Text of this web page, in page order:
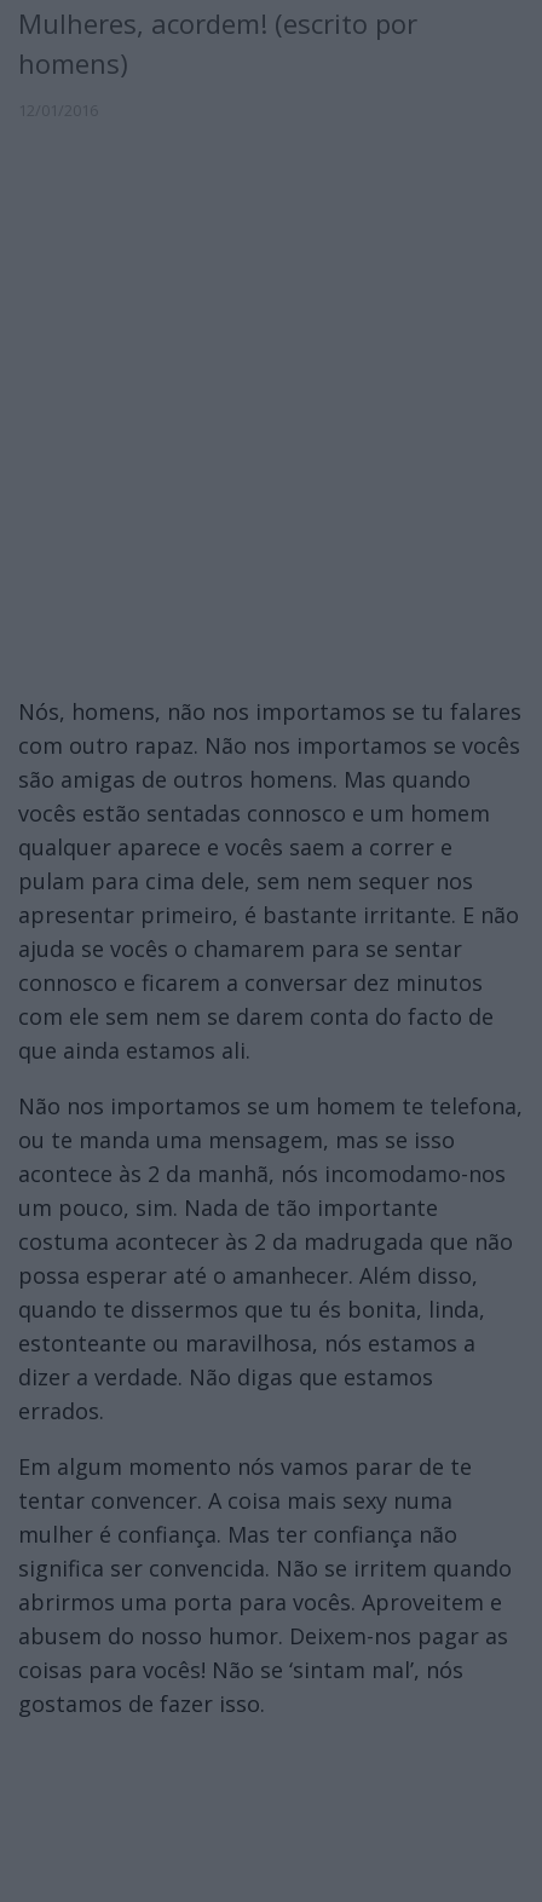
Mulheres, acordem! (escrito por
homens)
Nós, homens, não nos importamos se tu falares
com outro rapaz. Não nos importamos se vocês
são amigas de outros homens. Mas quando
vocês estão sentadas connosco e um homem
qualquer aparece e vocês saem a correr e
pulam para cima dele, sem nem sequer nos
apresentar primeiro, é bastante irritante. E não
ajuda se vocês o chamarem para se sentar
connosco e ficarem a conversar dez minutos
com ele sem nem se darem conta do facto de
que ainda estamos ali.
Não nos importamos se um homem te telefona,
ou te manda uma mensagem, mas se isso
acontece às 2 da manhã, nós incomodamo-nos
um pouco, sim. Nada de tão importante
costuma acontecer às 2 da madrugada que não
possa esperar até o amanhecer. Além disso,
quando te dissermos que tu és bonita, linda,
estonteante ou maravilhosa, nós estamos a
dizer a verdade. Não digas que estamos
errados.
Em algum momento nós vamos parar de te
tentar convencer. A coisa mais sexy numa
mulher é confiança. Mas ter confiança não
significa ser convencida. Não se irritem quando
abrirmos uma porta para vocês. Aproveitem e
abusem do nosso humor. Deixem-nos pagar as
coisas para vocês! Não se ‘sintam mal’, nós
gostamos de fazer isso.